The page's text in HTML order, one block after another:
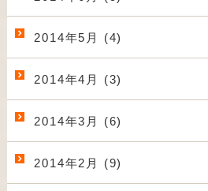
2014年5月 (4)
2014年4月 (3)
2014年3月 (6)
2014年2月 (9)